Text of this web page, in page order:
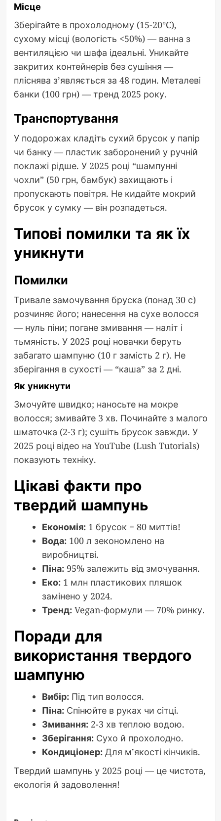
Місце
Зберігайте в прохолодному (15-20°C),
сухому місці (вологість <50%) — ванна з
вентиляцією чи шафа ідеальні. Уникайте
закритих контейнерів без сушіння —
пліснява з’являється за 48 годин. Металеві
банки (100 грн) — тренд 2025 року.
Транспортування
У подорожах кладіть сухий брусок у папір
чи банку — пластик заборонений у ручній
поклажі рідше. У 2025 році “шампунні
чохли” (50 грн, бамбук) захищають і
пропускають повітря. Не кидайте мокрий
брусок у сумку — він розпадеться.
Типові помилки та як їх
уникнути
Помилки
Тривале замочування бруска (понад 30 с)
розчиняє його; нанесення на сухе волосся
— нуль піни; погане змивання — наліт і
тьмяність. У 2025 році новачки беруть
забагато шампуню (10 г замість 2 г). Не
зберігання в сухості — “каша” за 2 дні.
Як уникнути
Змочуйте швидко; наносьте на мокре
волосся; змивайте 3 хв. Починайте з малого
шматочка (2-3 г); сушіть брусок завжди. У
2025 році відео на YouTube (Lush Tutorials)
показують техніку.
Цікаві факти про
твердий шампунь
Економія:1 брусок = 80 миттів!
Вода:100 л зекономлено на
виробництві.
Піна:95% залежить від змочування.
Еко:1 млн пластикових пляшок
замінено у 2024.
Тренд:Vegan-формули — 70% ринку.
Поради для
використання твердого
шампуню
Вибір:Під тип волосся.
Піна:Спінюйте в руках чи сітці.
Змивання:2-3 хв теплою водою.
Зберігання:Сухо й прохолодно.
Кондиціонер:Для м’якості кінчиків.
Твердий шампунь у 2025 році — це чистота,
екологія й задоволення!